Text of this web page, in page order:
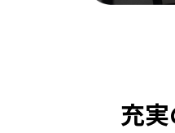
充実